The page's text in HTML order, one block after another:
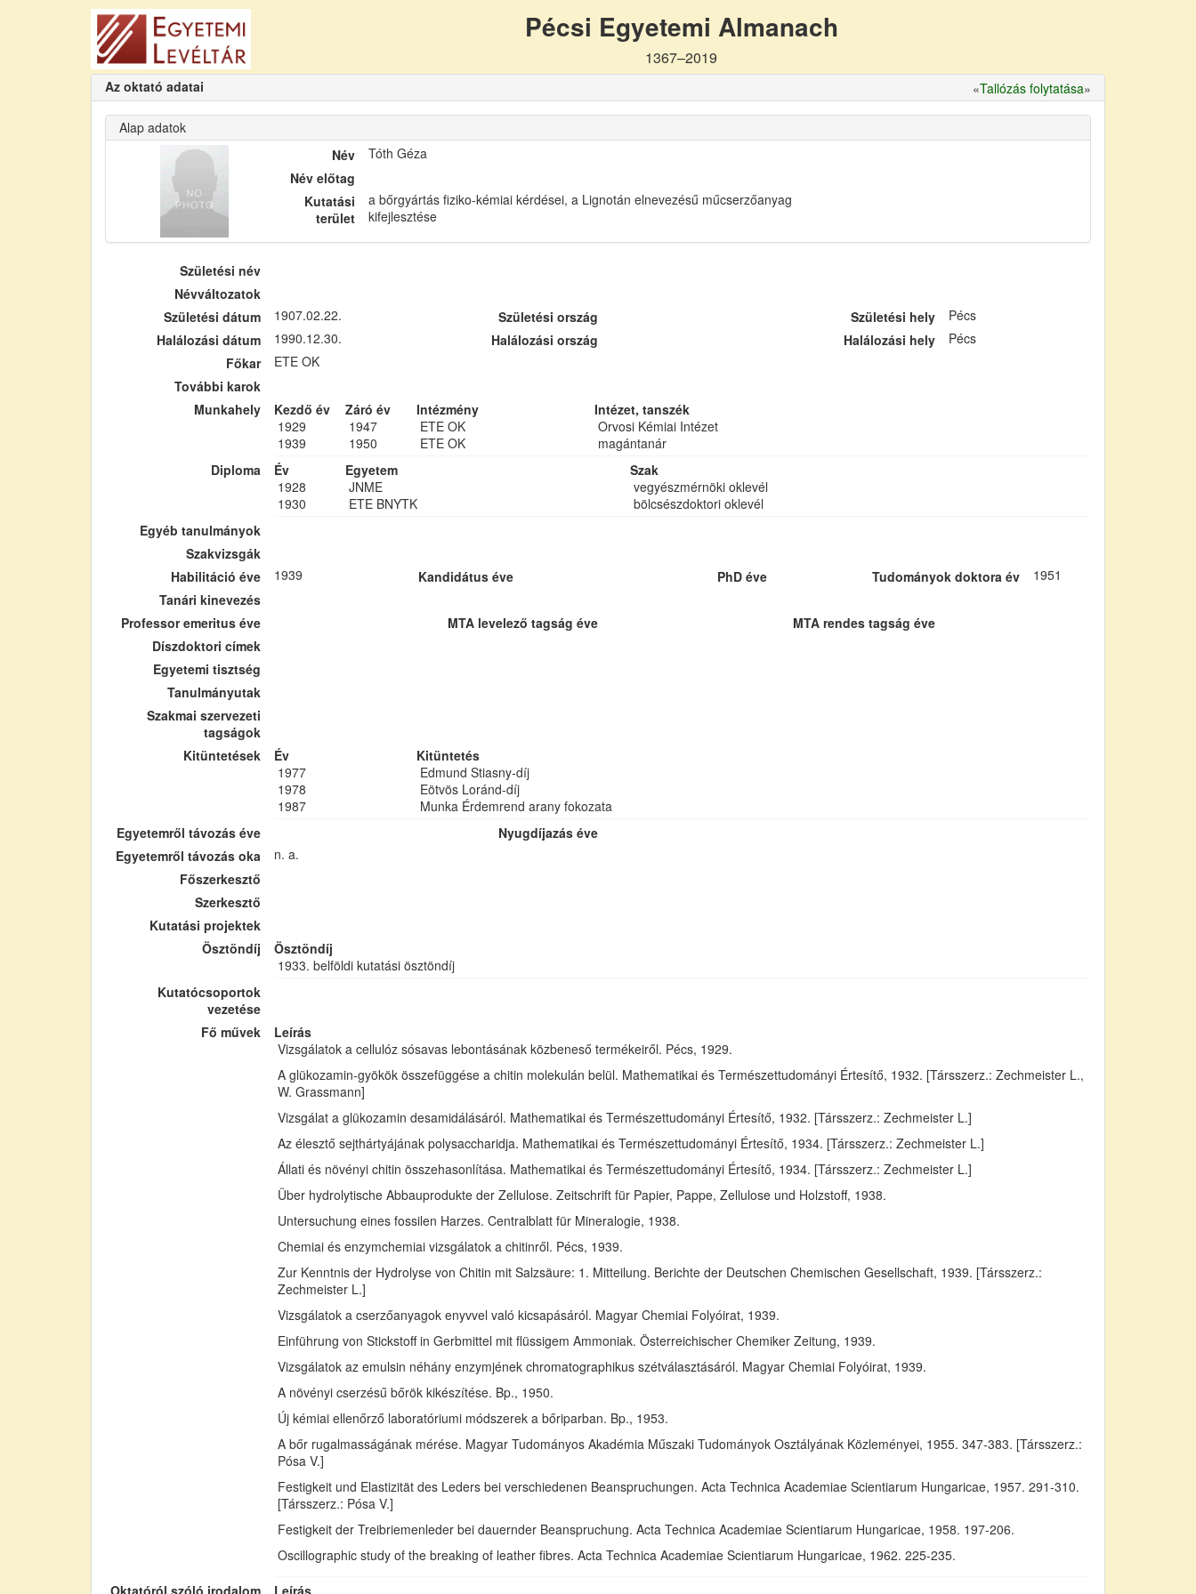
Pécsi Egyetemi Almanach
1367–2019
Az oktató adatai «Tallózás folytatása»
Alap adatok
Név
Tóth Géza
Név előtag
Kutatási
terület
a bőrgyártás fiziko-kémiai kérdései, a Lignotán elnevezésű műcserzőanyag
kifejlesztése
Születési név
Névváltozatok
Születési dátum
1907.02.22. Születési ország Születési hely
Pécs
Halálozási dátum
1990.12.30. Halálozási ország Halálozási hely
Pécs
Főkar
ETE OK
További karok
Munkahely
Kezdő év Záró év Intézmény
Intézet, tanszék
1929
1947 ETE OK
Orvosi Kémiai Intézet
1939
1950 ETE OK
magántanár
Diploma
Év Egyetem
Szak
1928
JNME
vegyészmérnöki oklevél
1930
ETE BNYTK
bölcsészdoktori oklevél
Egyéb tanulmányok
Szakvizsgák
Habilitáció éve
1939 Kandidátus éve PhD éve Tudományok doktora év
1951
Tanári kinevezés
Professor emeritus éve
MTA levelező tagság éve
MTA rendes tagság éve
Díszdoktori címek
Egyetemi tisztség
Tanulmányutak
Szakmai szervezeti
tagságok
Kitüntetések
Év
Kitüntetés
1977
Edmund Stiasny-díj
1978
Eötvös Loránd-díj
1987
Munka Érdemrend arany fokozata
Egyetemről távozás éve
Nyugdíjazás éve
Egyetemről távozás oka
n. a.
Főszerkesztő
Szerkesztő
Kutatási projektek
Ösztöndíj
Ösztöndíj
1933. belföldi kutatási ösztöndíj
Kutatócsoportok
vezetése
Fő művek
Leírás
Vizsgálatok a cellulóz sósavas lebontásának közbeneső termékeiről. Pécs, 1929.
A glükozamin-gyökök összefüggése a chitin molekulán belül. Mathematikai és Természettudományi Értesítő, 1932. [Társszerz.: Zechmeister L.,
W. Grassmann]
Vizsgálat a glükozamin desamidálásáról. Mathematikai és Természettudományi Értesítő, 1932. [Társszerz.: Zechmeister L.]
Az élesztő sejthártyájának polysaccharidja. Mathematikai és Természettudományi Értesítő, 1934. [Társszerz.: Zechmeister L.]
Állati és növényi chitin összehasonlítása. Mathematikai és Természettudományi Értesítő, 1934. [Társszerz.: Zechmeister L.]
Über hydrolytische Abbauprodukte der Zellulose. Zeitschrift für Papier, Pappe, Zellulose und Holzstoff, 1938.
Untersuchung eines fossilen Harzes. Centralblatt für Mineralogie, 1938.
Chemiai és enzymchemiai vizsgálatok a chitinről. Pécs, 1939.
Zur Kenntnis der Hydrolyse von Chitin mit Salzsäure: 1. Mitteilung. Berichte der Deutschen Chemischen Gesellschaft, 1939. [Társszerz.:
Zechmeister L.]
Vizsgálatok a cserzőanyagok enyvvel való kicsapásáról. Magyar Chemiai Folyóirat, 1939.
Einführung von Stickstoff in Gerbmittel mit flüssigem Ammoniak. Österreichischer Chemiker Zeitung, 1939.
Vizsgálatok az emulsin néhány enzymjének chromatographikus szétválasztásáról. Magyar Chemiai Folyóirat, 1939.
A növényi cserzésű bőrök kikészítése. Bp., 1950.
Új kémiai ellenőrző laboratóriumi módszerek a bőriparban. Bp., 1953.
A bőr rugalmasságának mérése. Magyar Tudományos Akadémia Műszaki Tudományok Osztályának Közleményei, 1955. 347-383. [Társszerz.:
Pósa V.]
Festigkeit und Elastizität des Leders bei verschiedenen Beanspruchungen. Acta Technica Academiae Scientiarum Hungaricae, 1957. 291-310.
[Társszerz.: Pósa V.]
Festigkeit der Treibriemenleder bei dauernder Beanspruchung. Acta Technica Academiae Scientiarum Hungaricae, 1958. 197-206.
Oscillographic study of the breaking of leather fibres. Acta Technica Academiae Scientiarum Hungaricae, 1962. 225-235.